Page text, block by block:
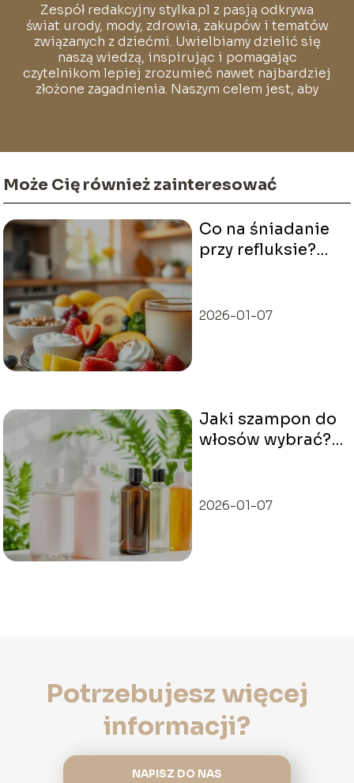
Zespół redakcyjny stylka.pl z pasją odkrywa
świat urody, mody, zdrowia, zakupów i tematów
związanych z dziećmi. Uwielbiamy dzielić się
naszą wiedzą, inspirując i pomagając
czytelnikom lepiej zrozumieć nawet najbardziej
złożone zagadnienia. Naszym celem jest, aby
Może Cię również zainteresować
Co na śniadanie
przy refluksie?
propozycje!
2026-01-07
Jaki szampon do
włosów wybrać?
opcjach
2026-01-07
Potrzebujesz więcej
informacji?
NAPISZ DO NAS